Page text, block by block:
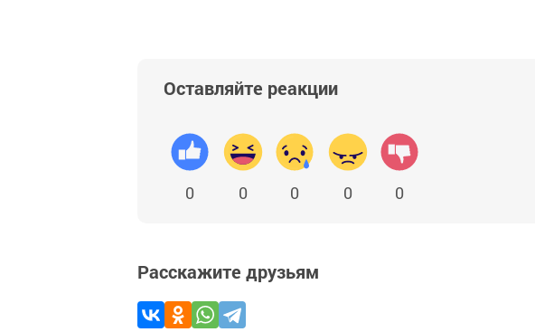
Оставляйте реакции
0 0 0 0 0
Расскажите друзьям